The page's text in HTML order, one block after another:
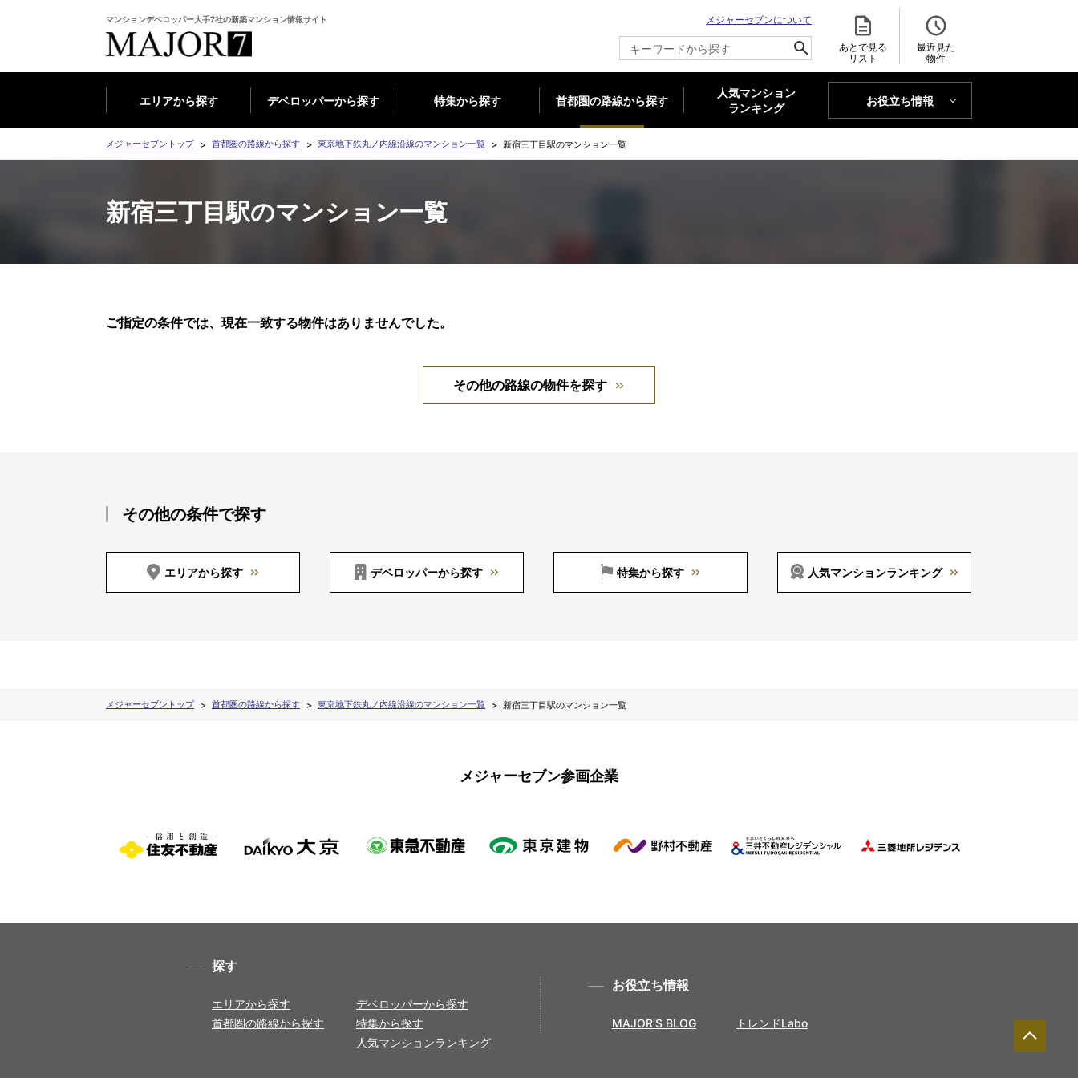
マンションデベロッパー大手7社の新築マンション情報サイト
メジャーセブンについて
あとで見る
リスト
最近見た
物件
エリアから探す デベロッパーから探す 特集から探す 首都圏の路線から探す
人気マンション
ランキング
お役立ち情報
MAJOR'S BLOG
メジャーセブントップ 首都圏の路線から探す 東京地下鉄丸ノ内線沿線のマンション一覧 新宿三丁目駅のマンション一覧
新宿三丁目駅のマンション一覧
ご指定の条件では、現在一致する物件はありませんでした。
その他の路線の物件を探す
その他の条件で探す
エリアから探す デベロッパーから探す 特集から探す 人気マンションランキング
メジャーセブントップ 首都圏の路線から探す 東京地下鉄丸ノ内線沿線のマンション一覧 新宿三丁目駅のマンション一覧
メジャーセブン参画企業
探す
エリアから探す
首都圏の路線から探す
デベロッパーから探す
特集から探す
人気マンションランキング
お役立ち情報
MAJOR'S BLOG トレンドLabo